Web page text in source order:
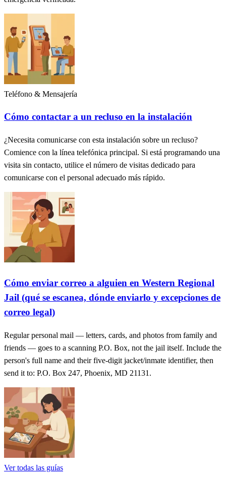
Teléfono & Mensajería
Cómo contactar a un recluso en la instalación
¿Necesita comunicarse con esta instalación sobre un recluso?
Comience con la línea telefónica principal. Si está programando una
visita sin contacto, utilice el número de visitas dedicado para
comunicarse con el personal adecuado más rápido.
Cómo enviar correo a alguien en Western Regional
Jail (qué se escanea, dónde enviarlo y excepciones de
correo legal)
Regular personal mail — letters, cards, and photos from family and
friends — goes to a scanning P.O. Box, not the jail itself. Include the
person's full name and their five-digit jacket/inmate identifier, then
send it to: P.O. Box 247, Phoenix, MD 21131.
Ver todas las guías